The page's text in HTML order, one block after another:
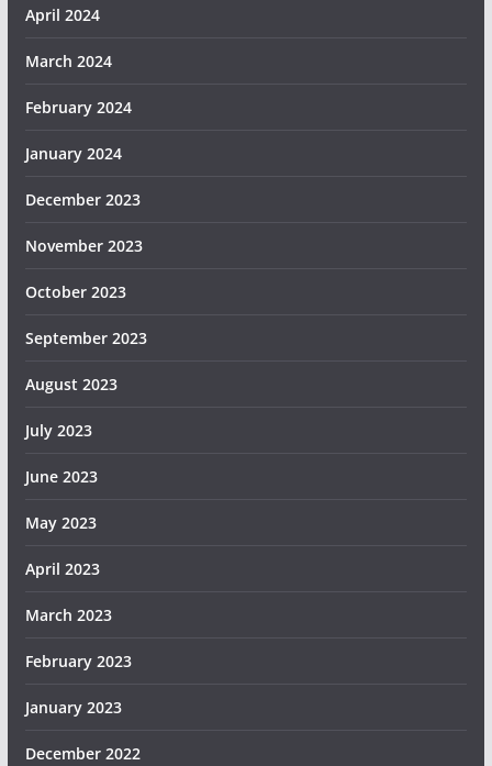
April 2024
March 2024
February 2024
January 2024
December 2023
November 2023
October 2023
September 2023
August 2023
July 2023
June 2023
May 2023
April 2023
March 2023
February 2023
January 2023
December 2022